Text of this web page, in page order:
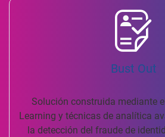
Bust Out
Solución construida mediante
Learning y técnicas de analítica
la detección del fraude de